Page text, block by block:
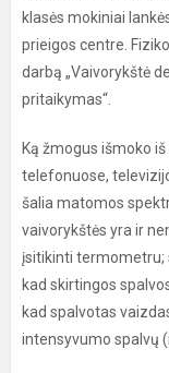
klasės mokiniai
prieigos centre.
darbą „Vaivorykštė
pritaikymas“.
Ką žmogus išmoko
telefonuose,
šalia matomos
vaivorykštės yra ir
įsitikinti termometru;
kad skirtingos
kad spalvotas
intensyvumo spalvų